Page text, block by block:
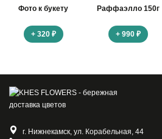
Фото к букету
+ 320 ₽
Раффаэлло 150г
+ 990 ₽
г. Нижнекамск, ул. Корабельная, 44